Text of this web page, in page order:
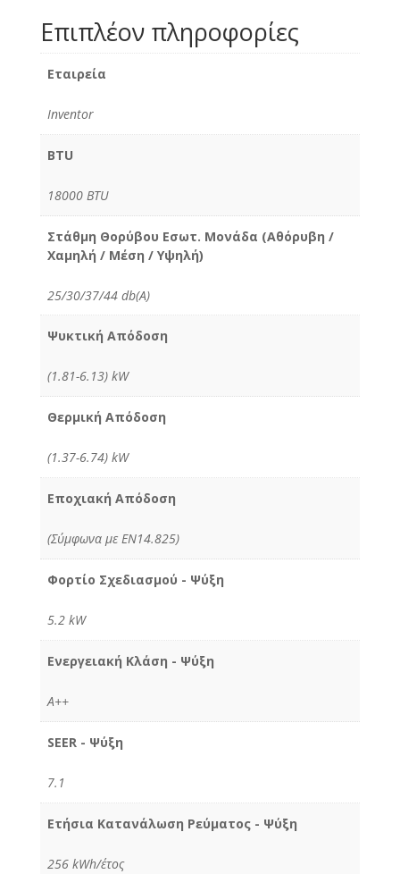
Επιπλέον πληροφορίες
Εταιρεία
Inventor
BTU
18000 BTU
Στάθμη Θορύβου Εσωτ. Μονάδα (Αθόρυβη /
Χαμηλή / Μέση / Υψηλή)
25/30/37/44 db(A)
Ψυκτική Απόδοση
(1.81-6.13) kW
Θερμική Απόδοση
(1.37-6.74) kW
Εποχιακή Απόδοση
(Σύμφωνα με ΕΝ14.825)
Φορτίο Σχεδιασμού - Ψύξη
5.2 kW
Ενεργειακή Κλάση - Ψύξη
Α++
SEER - Ψύξη
7.1
Ετήσια Κατανάλωση Ρεύματος - Ψύξη
256 kWh/έτος